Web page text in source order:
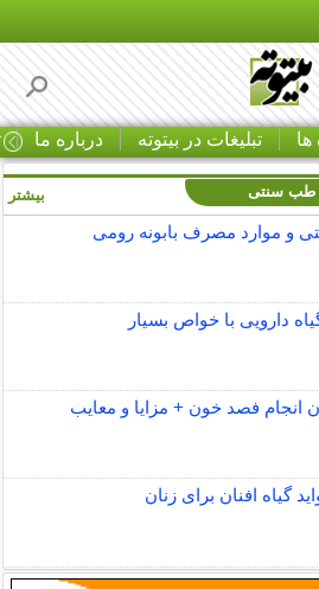
ها تبلیغات در بیتوته درباره ما
و طب سنتی
و موارد مصرف بابونه رومی
دارویی با خواص بسیار
انجام فصد خون + مزایا و معایب
گیاه افنان برای زنان
بیشتر